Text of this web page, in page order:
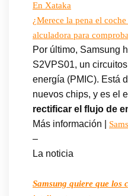
En Xataka
¿Merece la pena el
alculadora para
Por último, Samsung
S2VPS01, un
energía (PMIC). Está
nuevos chips, y es el
rectificar el flujo de
Más información |
–
La noticia
Samsung quiere que los